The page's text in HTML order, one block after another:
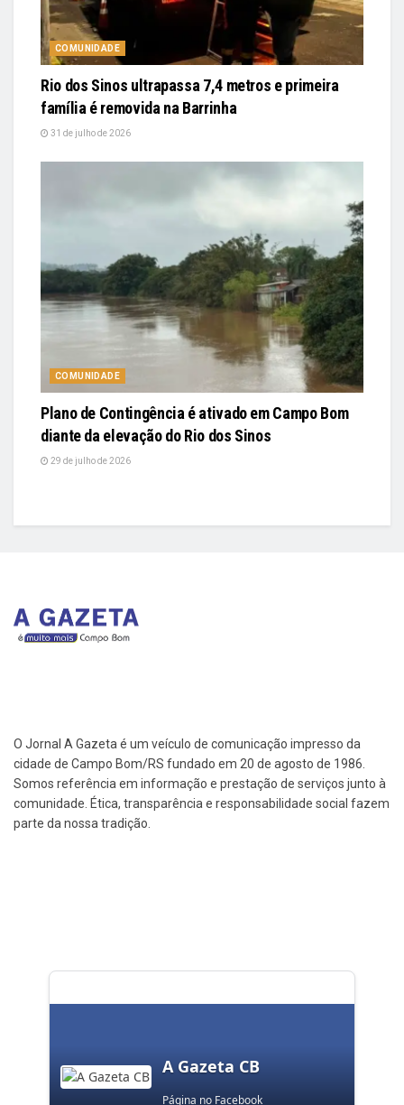
COMUNIDADE
Rio dos Sinos ultrapassa 7,4 metros e primeira
família é removida na Barrinha
31 de julho de 2026
COMUNIDADE
Plano de Contingência é ativado em Campo Bom
diante da elevação do Rio dos Sinos
29 de julho de 2026
O Jornal A Gazeta é um veículo de comunicação impresso da
cidade de Campo Bom/RS fundado em 20 de agosto de 1986.
Somos referência em informação e prestação de serviços junto à
comunidade. Ética, transparência e responsabilidade social fazem
parte da nossa tradição.
A Gazeta CB
Página no Facebook